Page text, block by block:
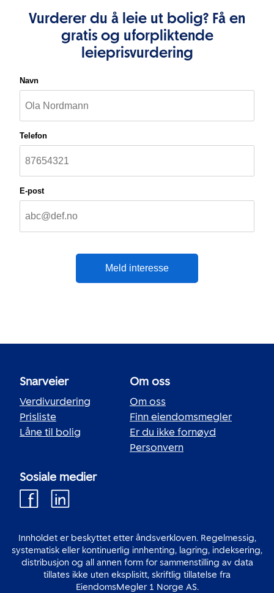
Vurderer du å leie ut bolig? Få en
gratis og uforpliktende
leieprisvurdering
Snarveier
Verdivurdering
Prisliste
Låne til bolig
Om oss
Om oss
Finn eiendomsmegler
Er du ikke fornøyd
Personvern
Sosiale medier
Innholdet er beskyttet etter åndsverkloven. Regelmessig,
systematisk eller kontinuerlig innhenting, lagring, indeksering,
distribusjon og all annen form for sammenstilling av data
tillates ikke uten eksplisitt, skriftlig tillatelse fra
EiendomsMegler 1 Norge AS.